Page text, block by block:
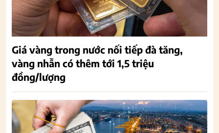
Giá vàng trong nước nối tiếp đà tăng,
vàng nhẫn có thêm tới 1,5 triệu
đồng/lượng